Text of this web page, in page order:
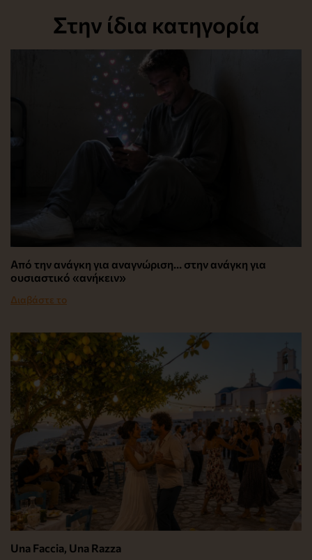
Στην ίδια κατηγορία
Από την ανάγκη για αναγνώριση… στην ανάγκη για
ουσιαστικό «ανήκειν»
Διαβάστε το
Una Faccia, Una Razza